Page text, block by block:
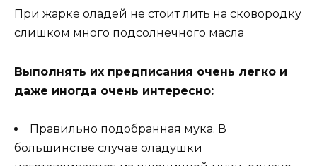
При жарке оладей не стоит лить на сковородку
слишком много подсолнечного масла
Выполнять их предписания очень легко и
даже иногда очень интересно:
Правильно подобранная мука. В
большинстве случае оладушки